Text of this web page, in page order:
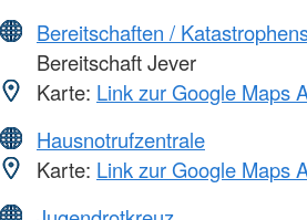
Bereitschaften /
Bereitschaft Jever
Karte: Link zur Google Maps
Hausnotrufzentrale
Karte: Link zur Google Maps